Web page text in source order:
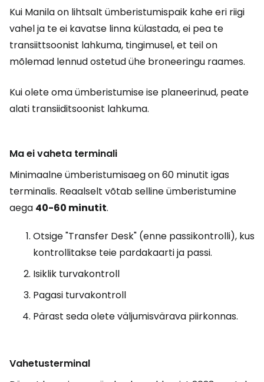
Kui Manila on lihtsalt ümberistumispaik kahe eri riigi
vahel ja te ei kavatse linna külastada, ei pea te
transiittsoonist lahkuma, tingimusel, et teil on
mõlemad lennud ostetud ühe broneeringu raames.
Kui olete oma ümberistumise ise planeerinud, peate
alati transiiditsoonist lahkuma.
Ma ei vaheta terminali
Minimaalne ümberistumisaeg on 60 minutit igas
terminalis. Reaalselt võtab selline ümberistumine
aega 40-60 minutit.
Otsige "Transfer Desk" (enne passikontrolli), kus
kontrollitakse teie pardakaarti ja passi.
Isiklik turvakontroll
Pagasi turvakontroll
Pärast seda olete väljumisvärava piirkonnas.
Vahetusterminal